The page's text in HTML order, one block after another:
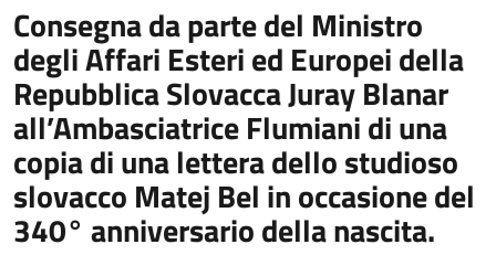
Consegna da parte del Ministro
degli Affari Esteri ed Europei della
Repubblica Slovacca Juray Blanar
all’Ambasciatrice Flumiani di una
copia di una lettera dello studioso
slovacco Matej Bel in occasione del
340° anniversario della nascita.